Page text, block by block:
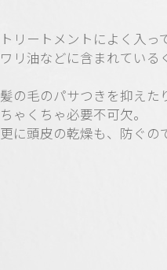
トリートメントによく入
ワリ油などに含まれてい
髪の毛のパサつきを抑え
ちゃくちゃ必要不可欠。
更に頭皮の乾燥も、防ぐの